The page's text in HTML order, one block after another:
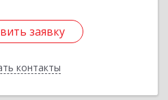
заявку
контакты
заявку
Назад